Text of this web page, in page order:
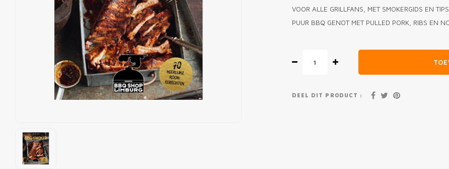
VOOR ALLE GRILLFANS, MET SMOKERGIDS EN
PUUR BBQ GENOT MET PULLED PORK, RIBS EN
DEEL DIT PRODUCT :